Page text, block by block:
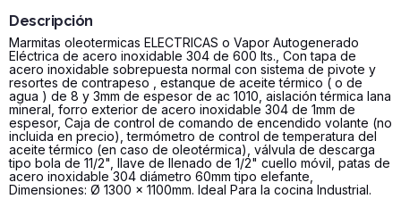
Eléctrica
600
litros
cantidad
Descripción
Marmitas oleotermicas ELECTRICAS o Vapor Autogenerado
Eléctrica de acero inoxidable 304 de 600 lts., Con tapa de
acero inoxidable sobrepuesta normal con sistema de pivote y
resortes de contrapeso , estanque de aceite térmico ( o de
agua ) de 8 y 3mm de espesor de ac 1010, aislación térmica lana
mineral, forro exterior de acero inoxidable 304 de 1mm de
espesor, Caja de control de comando de encendido volante (no
incluida en precio), termómetro de control de temperatura del
aceite térmico (en caso de oleotérmica), válvula de descarga
tipo bola de 11/2", llave de llenado de 1/2" cuello móvil, patas de
acero inoxidable 304 diámetro 60mm tipo elefante,
Dimensiones: Ø 1300 x 1100mm. Ideal Para la cocina Industrial.